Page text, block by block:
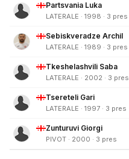
Partsvania Luka
LATERALE · 1998 · 3 pres
Sebiskveradze Archil
LATERALE · 1989 · 3 pres
Tkeshelashvili Saba
LATERALE · 2002 · 3 pres
Tsereteli Gari
LATERALE · 1997 · 3 pres
Zunturuvi Giorgi
PIVOT · 2000 · 3 pres